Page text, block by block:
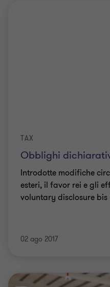
Obblighi
TAX
Introdotte modifiche
esteri, il favor rei e gli
voluntary disclosure bis
02 ago 2017